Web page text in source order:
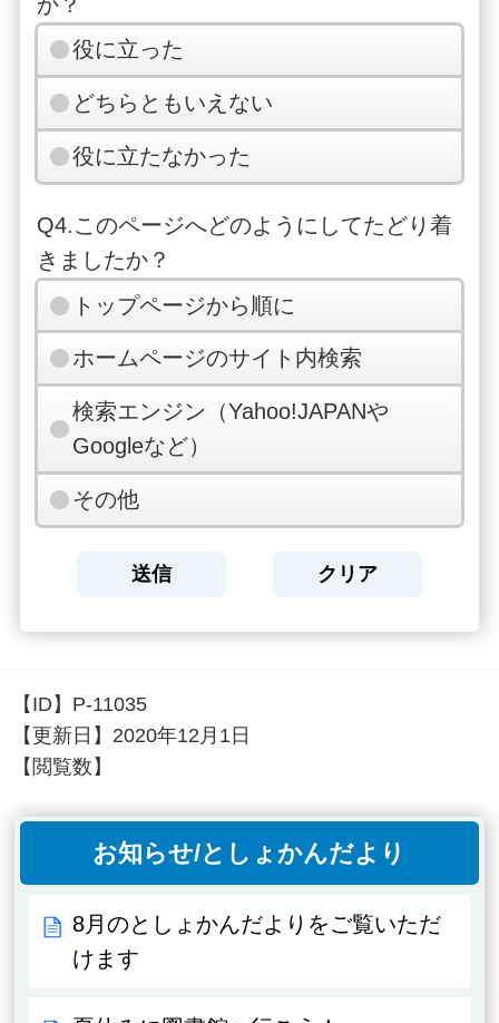
役に立った
どちらともいえない
役に立たなかった
Q4.このページへどのようにしてたどり着
きましたか？
トップページから順に
ホームページのサイト内検索
検索エンジン（Yahoo!JAPANや
Googleなど）
その他
【ID】 P-11035
【更新日】 2020年12月1日
【閲覧数】
お知らせ/としょかんだより
8月のとしょかんだよりをご覧いただ
けます